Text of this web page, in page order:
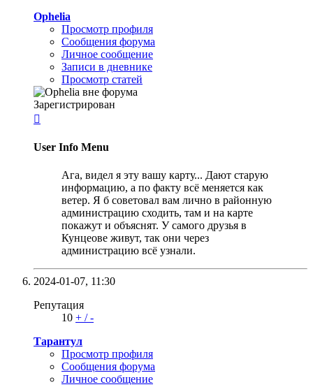
Ophelia
Просмотр профиля
Сообщения форума
Личное сообщение
Записи в дневнике
Просмотр статей
Зарегистрирован

User Info Menu
Ага, видел я эту вашу карту... Дают старую
информацию, а по факту всё меняется как
ветер. Я б советовал вам лично в районную
администрацию сходить, там и на карте
покажут и объяснят. У самого друзья в
Кунцеове живут, так они через
администрацию всё узнали.
2024-01-07, 11:30
Репутация
10 + /-
Тарантул
Просмотр профиля
Сообщения форума
Личное сообщение